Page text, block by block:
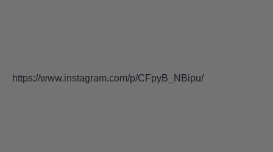
https://www.instagram.com/p/CFpyB_NBipu/